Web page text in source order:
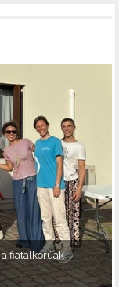
fiatalkorúak